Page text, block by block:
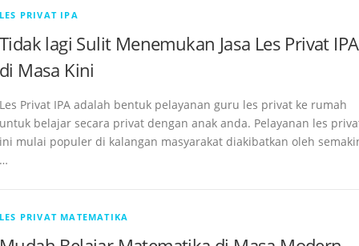
LES PRIVAT IPA
Tidak lagi Sulit Menemukan Jasa Les Privat IPA
di Masa Kini
Les Privat IPA adalah bentuk pelayanan guru les privat ke rumah
untuk belajar secara privat dengan anak anda. Pelayanan les
ini mulai populer di kalangan masyarakat diakibatkan oleh
…
LES PRIVAT MATEMATIKA